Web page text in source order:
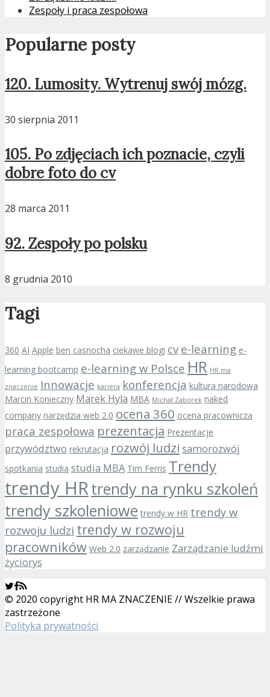
Zespoły i praca zespołowa
Popularne posty
120. Lumosity. Wytrenuj swój mózg.
30 sierpnia 2011
105. Po zdjęciach ich poznacie, czyli
dobre foto do cv
28 marca 2011
92. Zespoły po polsku
8 grudnia 2010
Tagi
360 AI Apple ben casnocha ciekawe blogi cv e-learning e-
learning bootcamp e-learning w Polsce HR HR ma
znaczenie Innowacje kariera konferencja kultura narodowa
Marcin Konieczny Marek Hyla MBA Michał Zaborek naked
company narzędzia web 2.0 ocena 360 ocena pracownicza
praca zespołowa prezentacja Prezentacje
przywództwo rekrutacja rozwój ludzi samorozwój
spotkania studia studia MBA Tim Ferris Trendy
trendy HRtrendy na rynku szkoleń
trendy szkoleniowe trendy w HR trendy w
rozwoju ludzi trendy w rozwoju
pracowników Web 2.0 zarządzanie Zarządzanie ludźmi
życiorys
© 2020 copyright HR MA ZNACZENIE // Wszelkie prawa
zastrzeżone
Polityka prywatności